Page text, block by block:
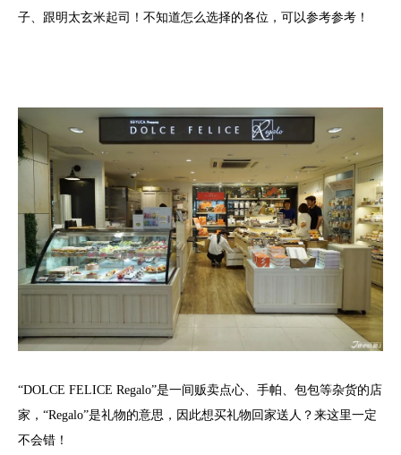
子、跟明太玄米起司！不知道怎么选择的各位，可以参考参考！
“DOLCE FELICE Regalo”是一间贩卖点心、手帕、包包等杂货的店
家，“Regalo”是礼物的意思，因此想买礼物回家送人？来这里一定
不会错！